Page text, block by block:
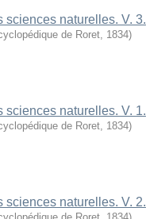
sciences naturelles. V. 3.
de Roret, 1834)
sciences naturelles. V. 1.
de Roret, 1834)
sciences naturelles. V. 2.